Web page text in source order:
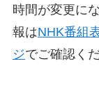
時間が変更に
報はNHK番組
ジでご確認くだ